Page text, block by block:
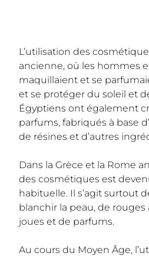
L’utilisation des
ancienne, où les hommes
maquillaient et se
et se protéger du soleil et
Égyptiens ont également
parfums, fabriqués à base
de résines et d’autres
Dans la Grèce et la Rome
des cosmétiques est
habituelle. Il s’agit surtout
blanchir la peau, de rouges
joues et de parfums.
Au cours du Moyen Âge,